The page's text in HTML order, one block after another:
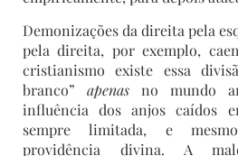
Demonizações da direita pela
pela direita, por exemplo,
cristianismo existe essa
branco” apenasno mundo
influência dos anjos caídos
sempre limitada, e
providência divina. A